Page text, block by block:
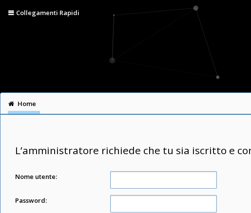
Collegamenti Rapidi
Home
L’amministratore richiede che tu sia iscritto e
Nome utente:
Password: